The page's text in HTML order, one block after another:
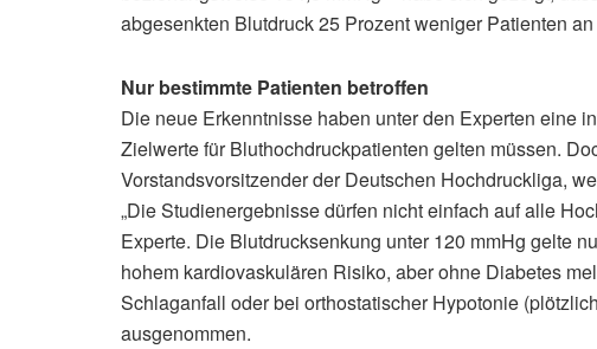
abgesenkten Blutdruck 25 Prozent weniger Patienten
Nur bestimmte Patienten betroffen
Die neue Erkenntnisse haben unter den Experten eine
Zielwerte für Bluthochdruckpatienten gelten müssen.
Vorstandsvorsitzender der Deutschen Hochdruckliga,
„Die Studienergebnisse dürfen nicht einfach auf alle
Experte. Die Blutdrucksenkung unter 120 mmHg gelte
hohem kardiovaskulären Risiko, aber ohne Diabetes
Schlaganfall oder bei orthostatischer Hypotonie
ausgenommen.